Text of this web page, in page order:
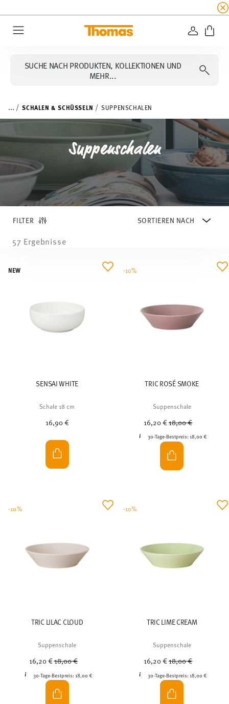
☀️ Bis zu 45% Rabatt auf alle
SUCHE NACH PRODUKTEN, KOLLEKTIONEN UND
MEHR...
... SCHALEN & SCHÜSSELN SUPPENSCHALEN
Suppenschalen
FILTER
57 Ergebnisse
SENSAI WHITE
Schale 18 cm
16,90 €
NEW
TRIC ROSÉ SMOKE
Suppenschale
16,20 € Price reduced from
18,00 €
30-Tage-Bestpreis:18,00 €
-10%
TRIC LILAC CLOUD
Suppenschale
16,20 € Price reduced from
18,00 €to
30-Tage-Bestpreis: 18,00 €
-10%
TRIC LIME CREAM
Suppenschale
16,20 € Price reduced from
18,00 €
30-Tage-Bestpreis:18,00 €
-10%